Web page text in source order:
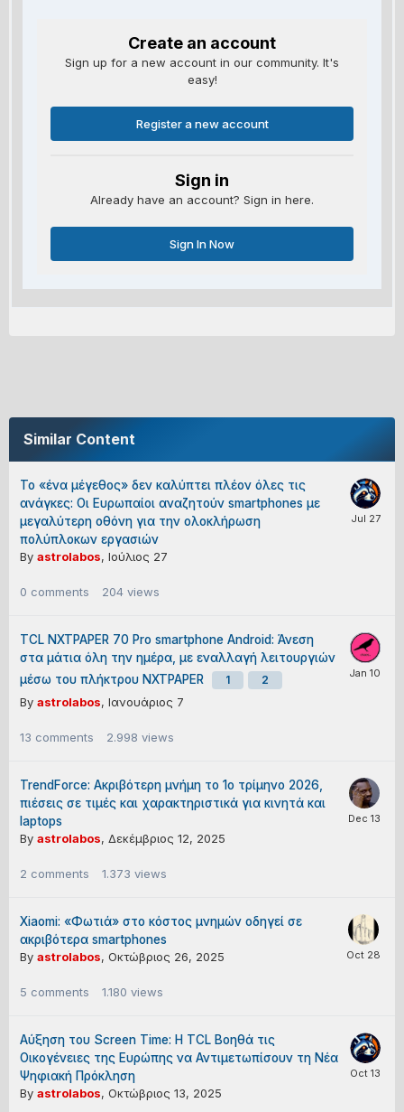
Create an account
Sign up for a new account in our community. It's
easy!
Register a new account
Sign in
Already have an account? Sign in here.
Sign In Now
Similar Content
Το «ένα μέγεθος» δεν καλύπτει πλέον όλες τις
ανάγκες: Οι Ευρωπαίοι αναζητούν smartphones με
μεγαλύτερη οθόνη για την ολοκλήρωση
πολύπλοκων εργασιών
By astrolabos, Ιούλιος 27
0 comments 204 views
TCL NXTPAPER 70 Pro smartphone Android: Άνεση
στα μάτια όλη την ημέρα, με εναλλαγή λειτουργιών
μέσω του πλήκτρου NXTPAPER
1 2
By astrolabos, Ιανουάριος 7
13 comments 2.998 views
TrendForce: Ακριβότερη μνήμη το 1ο τρίμηνο 2026,
πιέσεις σε τιμές και χαρακτηριστικά για κινητά και
laptops
By astrolabos, Δεκέμβριος 12, 2025
2 comments 1.373 views
Xiaomi: «Φωτιά» στο κόστος μνημών οδηγεί σε
ακριβότερα smartphones
By astrolabos, Οκτώβριος 26, 2025
5 comments 1.180 views
Αύξηση του Screen Time: H TCL Βοηθά τις
Οικογένειες της Ευρώπης να Αντιμετωπίσουν τη Νέα
Ψηφιακή Πρόκληση
By astrolabos, Οκτώβριος 13, 2025